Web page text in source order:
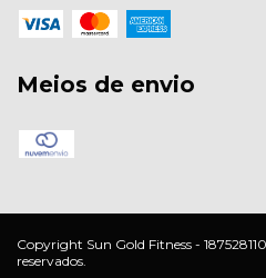
Meios de envio
Copyright Sun Gold Fitness -
reservados.